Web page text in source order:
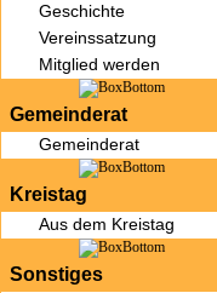
Geschichte
Vereinssatzung
Mitglied werden
Gemeinderat
Gemeinderat
Kreistag
Aus dem Kreistag
Sonstiges